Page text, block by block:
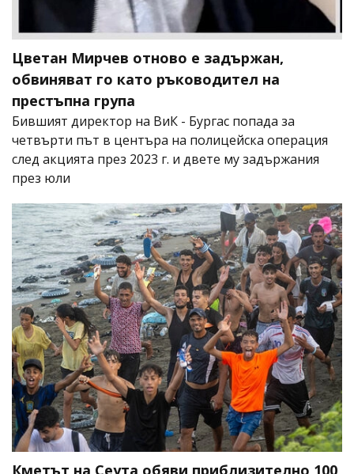
Цветан Мирчев отново е задържан,
обвиняват го като ръководител на
престъпна група
Бившият директор на ВиК - Бургас попада за
четвърти път в центъра на полицейска операция
след акцията през 2023 г. и двете му задържания
през юли
Кметът на Сеута обяви приблизително 100